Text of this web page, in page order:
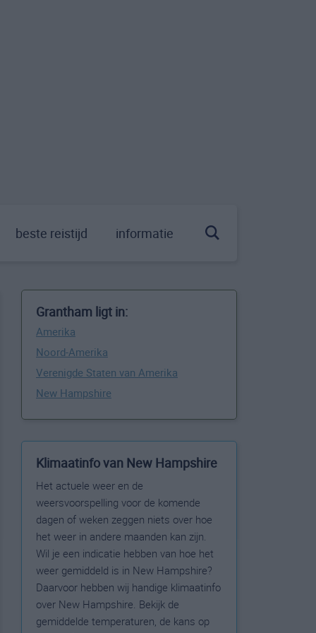
beste reistijd informatie
Grantham ligt in:
Amerika
Noord-Amerika
Verenigde Staten van Amerika
New Hampshire
Klimaatinfo van New Hampshire
Het actuele weer en de
weersvoorspelling voor de komende
dagen of weken zeggen niets over hoe
het weer in andere maanden kan zijn.
Wil je een indicatie hebben van hoe het
weer gemiddeld is in New Hampshire?
Daarvoor hebben wij handige klimaatinfo
over New Hampshire. Bekijk de
gemiddelde temperaturen, de kans op